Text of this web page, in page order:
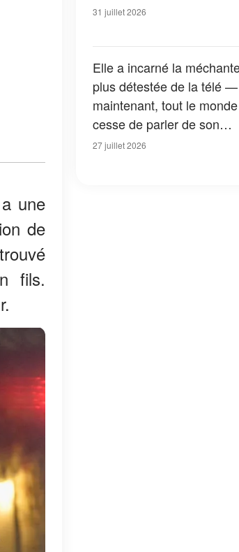
une
de
fils.
des feux de forêt — Tous
31 juillet 2026
Elle a incarné la
plus détestée de la télé
maintenant, tout le
cesse de parler de son
apparition dans la nouvelle
27 juillet 2026